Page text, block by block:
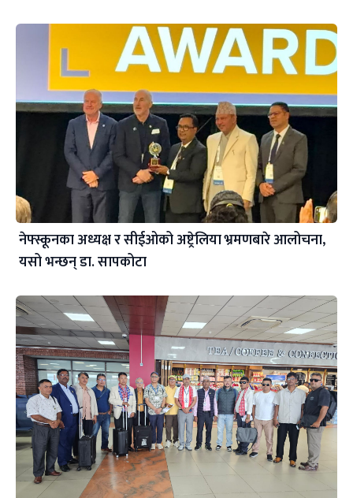
नेफ्स्कूनका अध्यक्ष र सीईओको अष्ट्रेलिया भ्रमणबारे आलोचना,
यसो भन्छन् डा‍. सापकोटा